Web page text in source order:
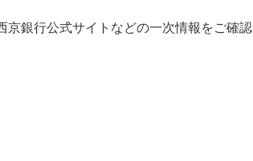
銀行公式サイトなどの一次情報をご確認